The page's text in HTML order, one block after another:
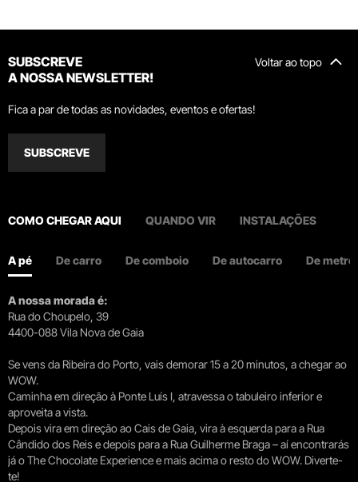
Voltar ao topo
SUBSCREVE
A NOSSA NEWSLETTER!
Fica a par de todas as novidades, eventos e ofertas!
SUBSCREVE
COMO CHEGAR AQUI QUANDO VIR INSTALAÇÕES
A pé De carro De comboio De autocarro De metro
A nossa morada é:
Rua do Choupelo, 39
4400-088 Vila Nova de Gaia
Se vens da Ribeira do Porto, vais demorar 15 a 20 minutos, a chegar ao
WOW.
Caminha em direção à Ponte Luís I, atravessa o tabuleiro inferior e
aproveita a vista.
Depois vira em direção ao Cais de Gaia, vira à esquerda para a Rua
Cândido dos Reis e depois para a Rua Guilherme Braga – aí encontrarás
já o The Chocolate Experience e mais acima o resto do WOW. Diverte-
te!